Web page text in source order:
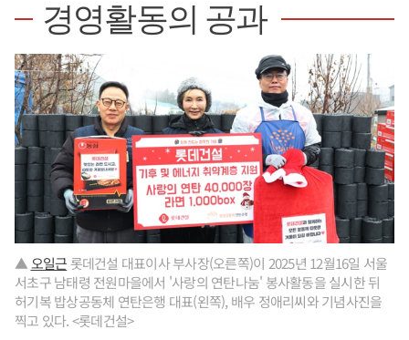
경영활동의 공과
▲오일근 롯데건설 대표이사 부사장(오른쪽)이 2025년 12월16일 서울
서초구 남태령 전원마을에서 '사랑의 연탄나눔' 봉사활동을 실시한 뒤
허기복 밥상공동체 연탄은행 대표(왼쪽), 배우 정애리씨와 기념사진을
찍고 있다. <롯데건설>